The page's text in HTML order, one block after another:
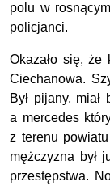
polu w
policjanci.
Okazało się, że
Ciechanowa.
Był pijany,
a mercedes
z terenu
mężczyzna był
przestępstwa.